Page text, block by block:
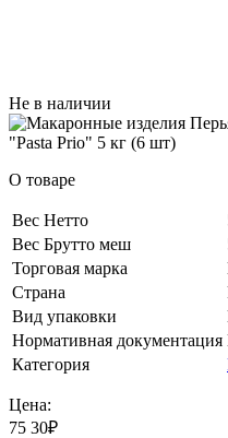
Не в наличии
О товаре
Вес Нетто
Вес Брутто меш
Торговая марка
Страна
Вид упаковки
Нормативная документация
Категория
Цена:
75 30₽